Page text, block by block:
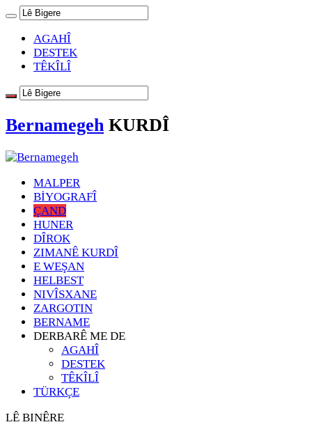
AGAHÎ
DESTEK
TÊKÎLÎ
Bernamegeh KURDÎ
MALPER
BİYOGRAFÎ
ÇAND
HUNER
DÎROK
ZIMANÊ KURDÎ
E WEŞAN
HELBEST
NIVÎSXANE
ZARGOTIN
BERNAME
DERBARÊ ME DE
AGAHÎ
DESTEK
TÊKÎLÎ
TÜRKÇE
LÊ BINÊRE